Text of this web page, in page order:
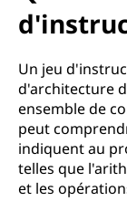
Un jeu
d'architecture
ensemble de
peut
indiquent au
telles que
et les